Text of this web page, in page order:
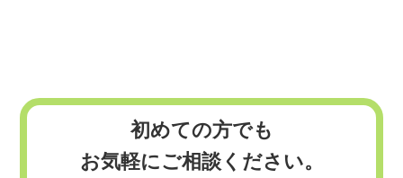
初めての方でも
お気軽にご相談ください。